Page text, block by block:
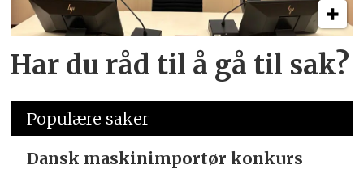
Har du råd til å gå til sak?
Populære saker
Dansk maskinimportør konkurs